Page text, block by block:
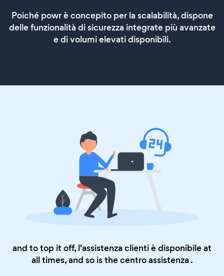
Poiché powr è concepito per la scalabilità, dispone
delle funzionalità di sicurezza integrate più avanzate
e di volumi elevati disponibili.
and to top it off, l'assistenza clienti è disponibile at
all times, and so is thecentro assistenza .